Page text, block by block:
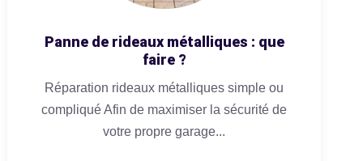
Panne de rideaux métalliques : que
faire ?
Réparation rideaux métalliques simple ou
compliqué Afin de maximiser la sécurité de
votre propre garage...